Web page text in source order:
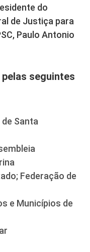
do
de Justiça para
Paulo Antonio
pelas seguintes
Santa
Federação de
e Municípios de